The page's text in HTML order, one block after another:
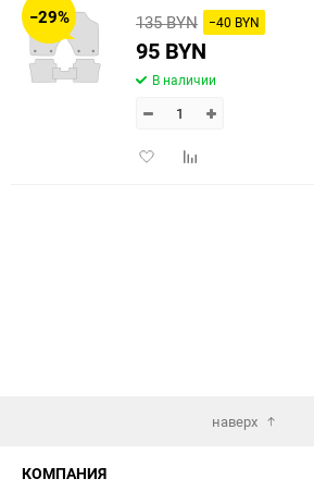
−29% 135 BYN −40 BYN
95 BYN
В наличии
ДобавитьДобавить
наверх
КОМПАНИЯ